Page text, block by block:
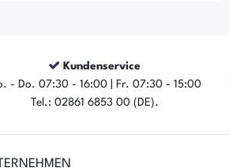
Kundenservice
- Do. 07:30 - 16:00 | Fr. 07:30 - 15:00
Tel.: 02861 6853 00 (DE).